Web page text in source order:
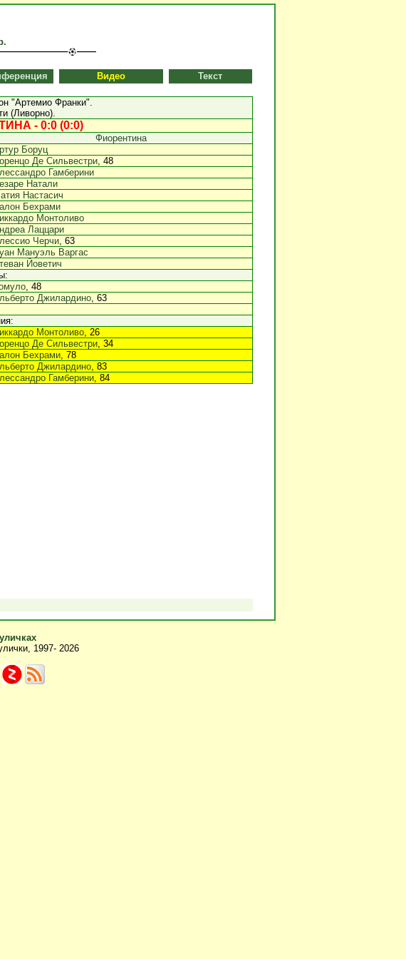
Видео Текст
"Артемио Франки".
(Ливорно).
- 0:0 (0:0)
Фиорентина
Боруц
Де Сильвестри, 48
Гамберини
Натали
Настасич
Бехрами
Монтоливо
Лаццари
Черчи, 63
Мануэль Варгас
Йоветич
, 48
Джилардино, 63
Монтоливо, 26
Де Сильвестри, 34
Бехрами, 78
Джилардино, 83
Гамберини, 84
1997- 2026